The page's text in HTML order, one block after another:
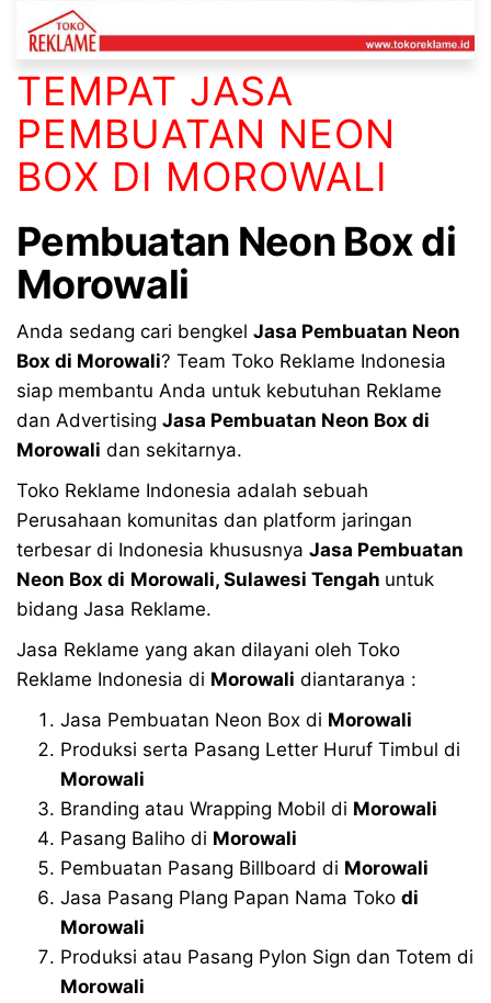
TEMPAT JASA
PEMBUATAN NEON
BOX DI MOROWALI
Pembuatan Neon Box di
Morowali
Anda sedang cari bengkel Jasa Pembuatan Neon
Box di Morowali? Team Toko Reklame Indonesia
siap membantu Anda untuk kebutuhan Reklame
dan Advertising Jasa Pembuatan Neon Box di
Morowali dan sekitarnya.
Toko Reklame Indonesia adalah sebuah
Perusahaan komunitas dan platform jaringan
terbesar di Indonesia khususnya Jasa Pembuatan
Neon Box di Morowali, Sulawesi Tengah untuk
bidang Jasa Reklame.
Jasa Reklame yang akan dilayani oleh Toko
Reklame Indonesia di Morowali diantaranya :
Jasa Pembuatan Neon Box di Morowali
Produksi serta Pasang Letter Huruf Timbul di
Morowali
Branding atau Wrapping Mobil di Morowali
Pasang Baliho di Morowali
Pembuatan Pasang Billboard di Morowali
Jasa Pasang Plang Papan Nama Toko di
Morowali
Produksi atau Pasang Pylon Sign dan Totem di
Morowali